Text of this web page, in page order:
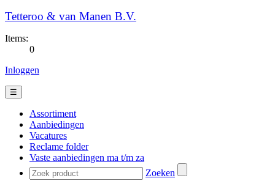
Tetteroo & van Manen B.V.
Items:
0
Inloggen
☰
Assortiment
Aanbiedingen
Vacatures
Reclame folder
Vaste aanbiedingen ma t/m za
Zoeken